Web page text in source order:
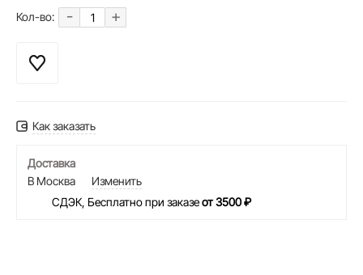
Кол-во: - +
Как заказать
Доставка
В Москва
Изменить
СДЭК, Бесплатно при заказеот 3500 ₽